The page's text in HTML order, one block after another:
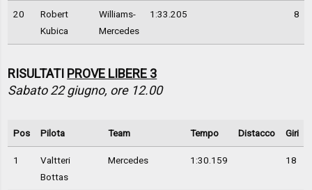
20
Robert
Kubica
Williams-
Mercedes
1:33.205 8
RISULTATI PROVE LIBERE 3
Sabato 22 giugno, ore 12.00
Pos Pilota Team Tempo Distacco Giri
1
Valtteri
Bottas
Mercedes 1:30.159 18